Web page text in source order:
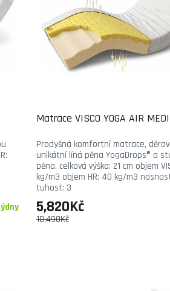
Matrace VISCO YOGA AIR
Prodyšná komfortní matrace,
unikátní líná pěna YogaDrops® a
pěna. celková výška: 21 cm objem
kg/m3 objem HR: 40 kg/m3
tuhost: 3
10,490Kč
5,820Kč